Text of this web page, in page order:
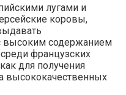
лугами и
коровы,
высоким содержанием
французских
для получения
высококачественных